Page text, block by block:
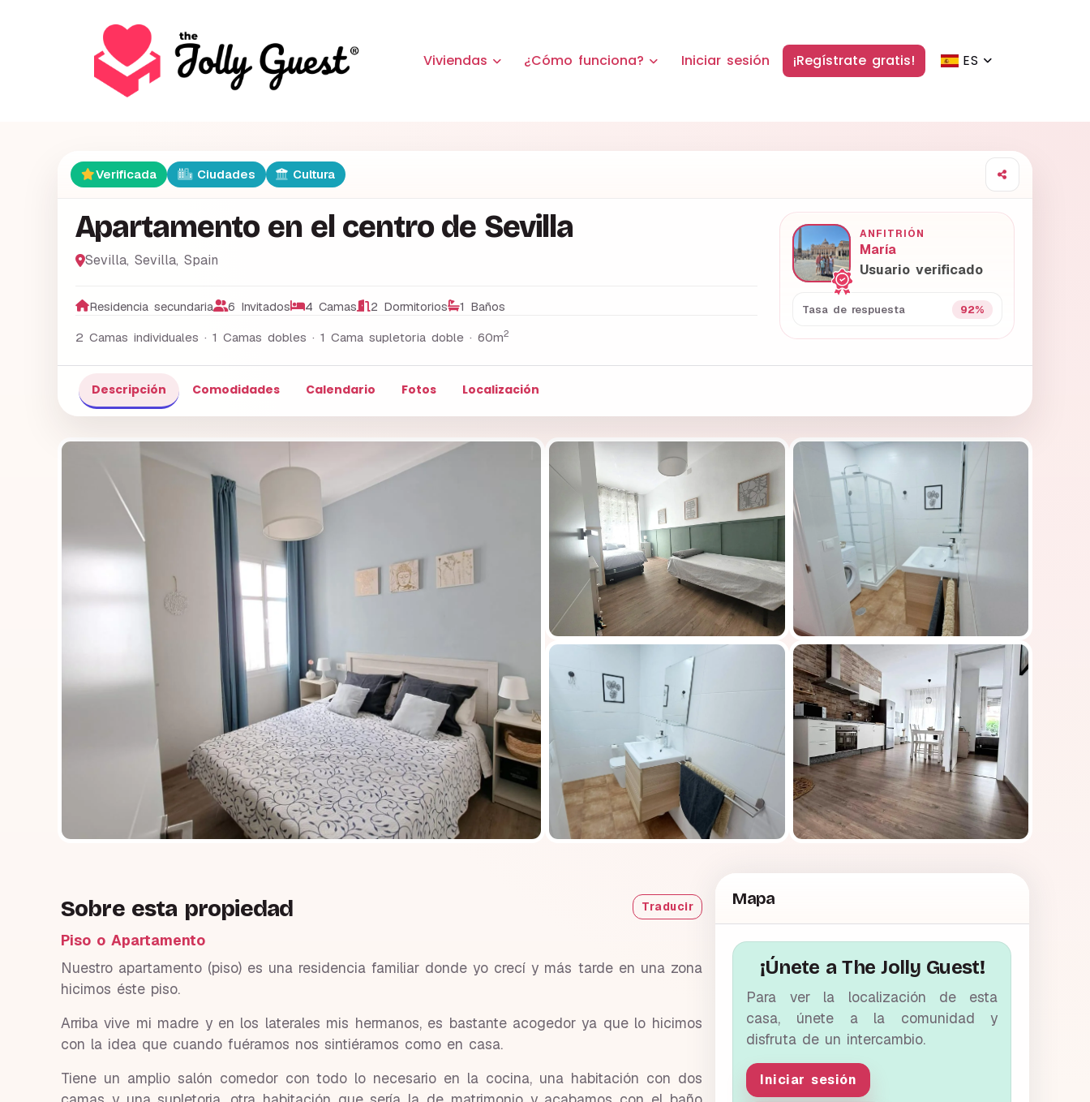
Viviendas ¿Cómo funciona? Iniciar sesión ¡Regístrate gratis! ES
Verificada Ciudades Cultura
Apartamento en el centro de Sevilla
Sevilla, Sevilla, Spain
Residencia secundaria 6 Invitados 4 Camas 2 Dormitorios 1 Baños
2 Camas individuales · 1 Camas dobles · 1 Cama supletoria doble · 60m2
ANFITRIÓN
María
Usuario verificado
Tasa de respuesta 92%
Descripción Comodidades Calendario Fotos Localización
Sobre esta propiedad
Piso o Apartamento
Traducir
Nuestro apartamento (piso) es una residencia familiar donde yo crecí y más tarde en una zona
hicimos éste piso.
Arriba vive mi madre y en los laterales mis hermanos, es bastante acogedor ya que lo hicimos
con la idea que cuando fuéramos nos sintiéramos como en casa.
Tiene un amplio salón comedor con todo lo necesario en la cocina, una habitación con dos
Mapa
¡Únete a The Jolly Guest!
Para ver la localización de esta
casa, únete a la comunidad y
disfruta de un intercambio.
Iniciar sesión